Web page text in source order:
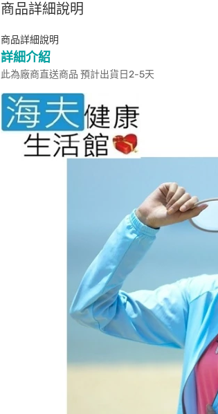
商品詳細說明
商品詳細說明
詳細介紹
此為廠商直送商品 預計出貨日2-5天